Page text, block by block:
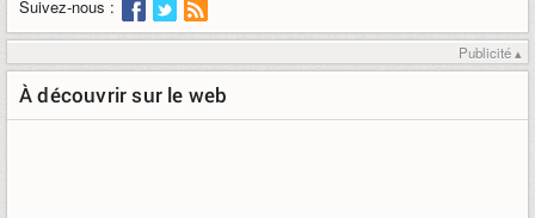
Suivez-nous :
Publicité ▴
À découvrir sur le web